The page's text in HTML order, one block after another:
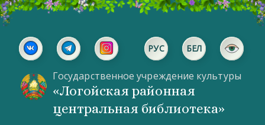
РУС БЕЛ
Государственное учреждение культуры
«Логойская районная
центральная библиотека»